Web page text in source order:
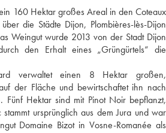
160 Hektar großes Areal in den Coteaux
die Städte Dijon, Plombières-lès-Dijon
Weingut wurde 2013 von der Stadt Dijon
den Erhalt eines „Grüngürtels“ die
verwaltet einen 8 Hektar großen,
der Fläche und bewirtschaftet ihn nach
Fünf Hektar sind mit Pinot Noir bepflanzt,
ursprünglich aus dem Jura und war
Domaine Bizot in Vosne-Romanée als